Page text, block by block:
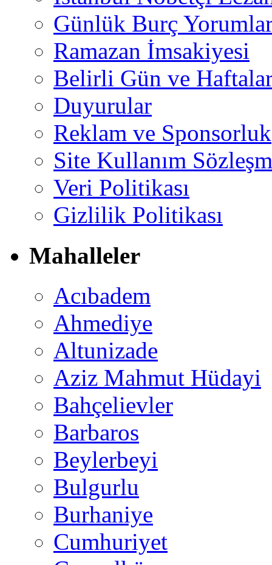
Günlük Burç
Ramazan İmsakiyesi
Belirli Gün ve
Duyurular
Reklam ve Sponsorluk
Site Kullanım
Veri Politikası
Gizlilik Politikası
Mahalleler
Acıbadem
Ahmediye
Altunizade
Aziz Mahmut Hüdayi
Bahçelievler
Barbaros
Beylerbeyi
Bulgurlu
Burhaniye
Cumhuriyet